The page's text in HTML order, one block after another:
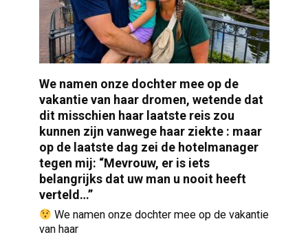
We namen onze dochter mee op de
vakantie van haar dromen, wetende dat
dit misschien haar laatste reis zou
kunnen zijn vanwege haar ziekte : maar
op de laatste dag zei de hotelmanager
tegen mij: “Mevrouw, er is iets
belangrijks dat uw man u nooit heeft
verteld…”
We namen onze dochter mee op de vakantie
van haar